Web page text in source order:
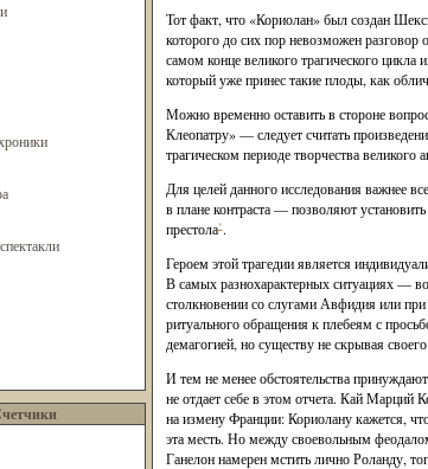
Тот факт, что «Кориолан» был создан
которого до сих пор невозможен разговор
самом конце великого трагического
который уже принес такие плоды, как
Можно временно оставить в стороне
Клеопатру» — следует считать
трагическом периоде творчества великого
Для целей данного исследования важнее
в плане контраста — позволяют
престола*.
Героем этой трагедии является
В самых разнохарактерных ситуациях —
столкновении со слугами Авфидия или
ритуального обращения к плебеям с
демагогией, но существу не скрывая
И тем не менее обстоятельства
не отдает себе в этом отчета. Кай Марций
на измену Франции: Кориолану кажется,
эта месть. Но между своевольным
Ганелон намерен мстить лично Роланду,